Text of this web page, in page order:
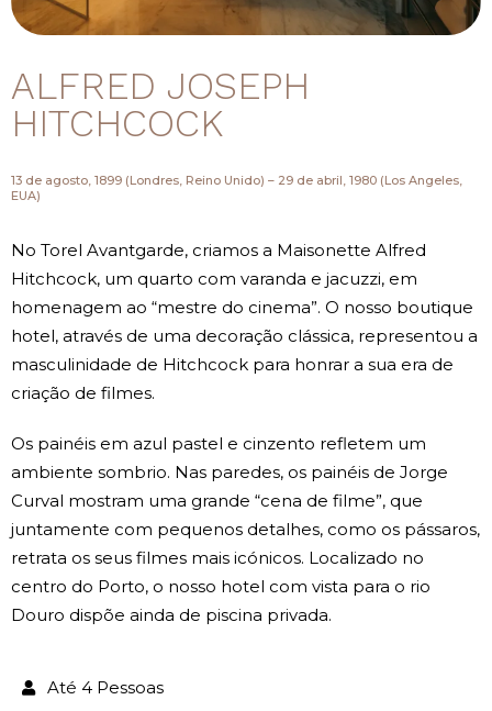
ALFRED JOSEPH
HITCHCOCK
13 de agosto, 1899 (Londres, Reino Unido) – 29 de abril, 1980 (Los Angeles,
EUA)
No Torel Avantgarde, criamos a Maisonette Alfred
Hitchcock, um quarto com varanda e jacuzzi, em
homenagem ao “mestre do cinema”. O nosso boutique
hotel, através de uma decoração clássica, representou a
masculinidade de Hitchcock para honrar a sua era de
criação de filmes.
Os painéis em azul pastel e cinzento refletem um
ambiente sombrio. Nas paredes, os painéis de Jorge
Curval mostram uma grande “cena de filme”, que
juntamente com pequenos detalhes, como os pássaros,
retrata os seus filmes mais icónicos. Localizado no
centro do Porto, o nosso hotel com vista para o rio
Douro dispõe ainda de piscina privada.
Até 4 Pessoas